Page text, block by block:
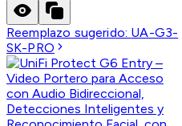
Reemplazo sugerido: UA-G3-
SK-PRO